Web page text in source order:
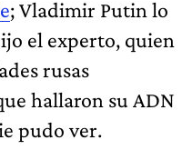
; Vladimir Putin lo
el experto, quien
rusas
hallaron su ADN
pudo ver.